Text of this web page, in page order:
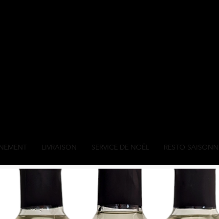
LIVRAISON SERVICE DE NOËL RESTO